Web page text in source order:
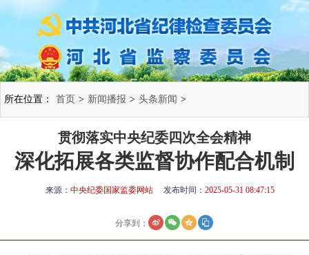
所在位置： 首页 > 新闻播报 > 头条新闻 >
贯彻落实中央纪委四次全会精神
深化拓展各类监督协作配合机制
来源： 中央纪委国家监委网站 发布时间： 2025-05-31 08:47:15
分享到：